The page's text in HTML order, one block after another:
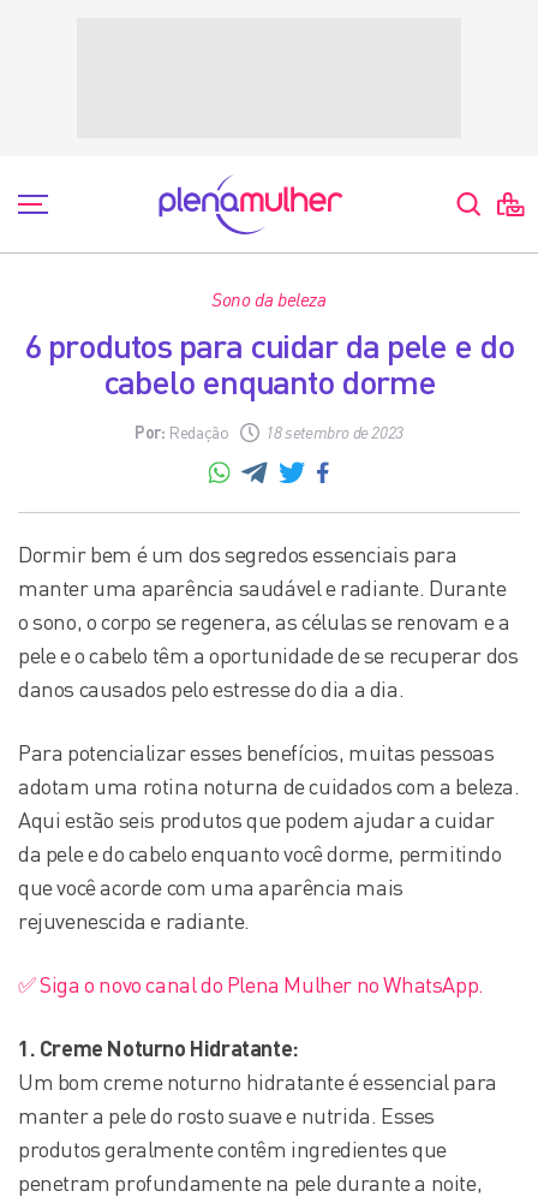
Sono da beleza
6 produtos para cuidar da pele e do
cabelo enquanto dorme
Por: Redação 18 setembro de 2023
Dormir bem é um dos segredos essenciais para
manter uma aparência saudável e radiante. Durante
o sono, o corpo se regenera, as células se renovam e a
pele e o cabelo têm a oportunidade de se recuperar dos
danos causados pelo estresse do dia a dia.
Para potencializar esses benefícios, muitas pessoas
adotam uma rotina noturna de cuidados com a beleza.
Aqui estão seis produtos que podem ajudar a cuidar
da pele e do cabelo enquanto você dorme, permitindo
que você acorde com uma aparência mais
rejuvenescida e radiante.
✅ Siga o novo canal do Plena Mulher no WhatsApp.
1. Creme Noturno Hidratante:
Um bom creme noturno hidratante é essencial para
manter a pele do rosto suave e nutrida. Esses
produtos geralmente contêm ingredientes que
penetram profundamente na pele durante a noite,